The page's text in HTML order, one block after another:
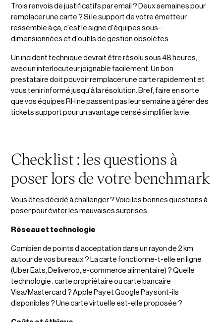
Trois renvois de justificatifs par email ? Deux semaines pour
remplacer une carte ? Si le support de votre émetteur
ressemble à ça, c'est le signe d'équipes sous-
dimensionnées et d'outils de gestion obsolètes.
Un incident technique devrait être résolu sous 48 heures,
avec un interlocuteur joignable facilement. Un bon
prestataire doit pouvoir remplacer une carte rapidement et
vous tenir informé jusqu'à la résolution. Bref, faire en sorte
que vos équipes RH ne passent pas leur semaine à gérer des
tickets support pour un avantage censé simplifier la vie.
Checklist : les questions à
poser lors de votre benchmark
Vous êtes décidé à challenger ? Voici les bonnes questions à
poser pour éviter les mauvaises surprises.
Réseau et technologie
Combien de points d'acceptation dans un rayon de 2 km
autour de vos bureaux ? La carte fonctionne-t-elle en ligne
(Uber Eats, Deliveroo, e-commerce alimentaire) ? Quelle
technologie : carte propriétaire ou carte bancaire
Visa/Mastercard ? Apple Pay et Google Pay sont-ils
disponibles ? Une carte virtuelle est-elle proposée ?